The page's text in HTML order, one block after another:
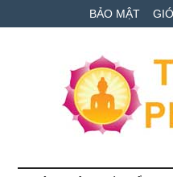
to
to
qua
BẢO MẬT
Từ